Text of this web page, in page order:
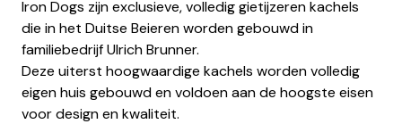
Iron Dogs zijn exclusieve, volledig gietijzeren kachels
die in het Duitse Beieren worden gebouwd in
familiebedrijf Ulrich Brunner.
Deze uiterst hoogwaardige kachels worden volledig
eigen huis gebouwd en voldoen aan de hoogste eisen
voor design en kwaliteit.